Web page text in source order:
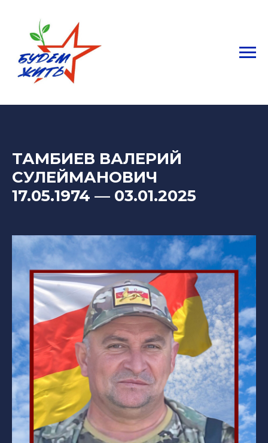
ТАМБИЕВ ВАЛЕРИЙ
СУЛЕЙМАНОВИЧ
17.05.1974 — 03.01.2025